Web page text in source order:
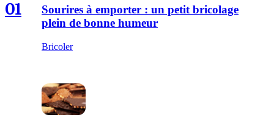
01
Sourires à emporter : un petit bricolage
plein de bonne humeur
Bricoler